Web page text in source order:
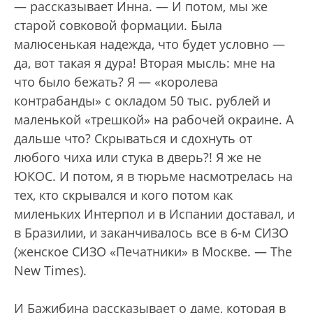
— рассказывает Инна. — И потом, мы же
старой совковой формации. Была
малюсенькая надежда, что будет условно —
да, вот такая я дура! Вторая мысль: мне на
что было бежать? Я — «королева
контрабанды» с окладом 50 тыс. рублей и
маленькой «трешкой» на рабочей окраине. А
дальше что? Скрываться и сдохнуть от
любого чиха или стука в дверь?! Я же не
ЮКОС. И потом, я в тюрьме насмотрелась на
тех, кто скрывался и кого потом как
миленьких Интерпол и в Испании доставал, и
в Бразилии, и заканчивалось все в 6-м СИЗО
(женское СИЗО «Печатники» в Москве. — The
New Times).
И Бажибина рассказывает о даме, которая в